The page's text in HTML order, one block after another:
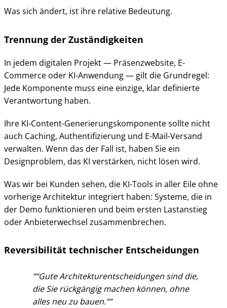
Was sich ändert, ist ihre relative Bedeutung.
Trennung der Zuständigkeiten
In jedem digitalen Projekt — Präsenzwebsite, E-
Commerce oder KI-Anwendung — gilt die Grundregel:
Jede Komponente muss eine einzige, klar definierte
Verantwortung haben.
Ihre KI-Content-Generierungskomponente sollte nicht
auch Caching, Authentifizierung und E-Mail-Versand
verwalten. Wenn das der Fall ist, haben Sie ein
Designproblem, das KI verstärken, nicht lösen wird.
Was wir bei Kunden sehen, die KI-Tools in aller Eile ohne
vorherige Architektur integriert haben: Systeme, die in
der Demo funktionieren und beim ersten Lastanstieg
oder Anbieterwechsel zusammenbrechen.
Reversibilität technischer Entscheidungen
“Gute Architekturentscheidungen sind die,
die Sie rückgängig machen können, ohne
alles neu zu bauen.”